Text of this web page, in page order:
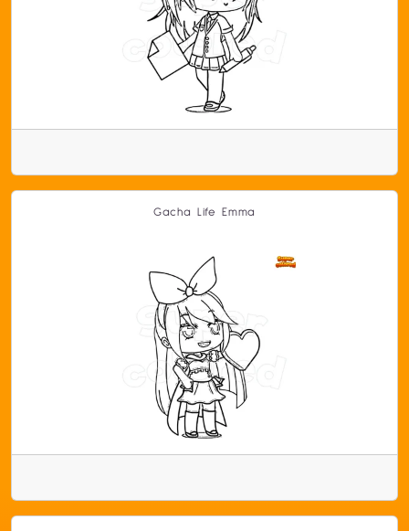
Gacha Life Emma